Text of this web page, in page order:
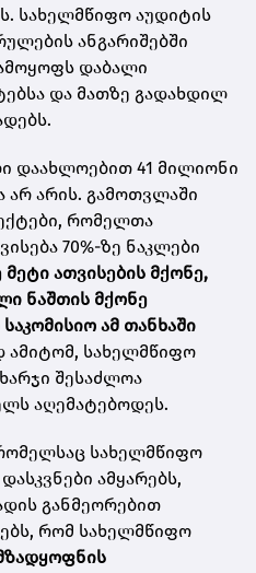
სახელმწიფო აუდიტის
ანგარიშებში
დაბალი
და მათზე გადახდილ
დაახლოებით 41 მილიონი
არის. გამოთვლაში
რომელთა
70%-ზე ნაკლები
მეტი ათვისების მქონე,
ნაშთის მქონე
ამ თანხაში
ამიტომ, სახელმწიფო
შესაძლოა
აღემატებოდეს.
სახელმწიფო
ამყარებს,
განმეორებით
რომ სახელმწიფო